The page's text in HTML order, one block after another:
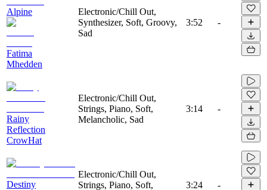
Alpine
Fatima
Mhedden
Electronic/Chill Out,
Synthesizer, Soft, Groovy,
Sad
3:52 -
Rainy
Reflection
CrowHat
Electronic/Chill Out,
Strings, Piano, Soft,
Melancholic, Sad
3:14 -
Destiny
Electronic/Chill Out,
Strings, Piano, Soft,
3:24 -